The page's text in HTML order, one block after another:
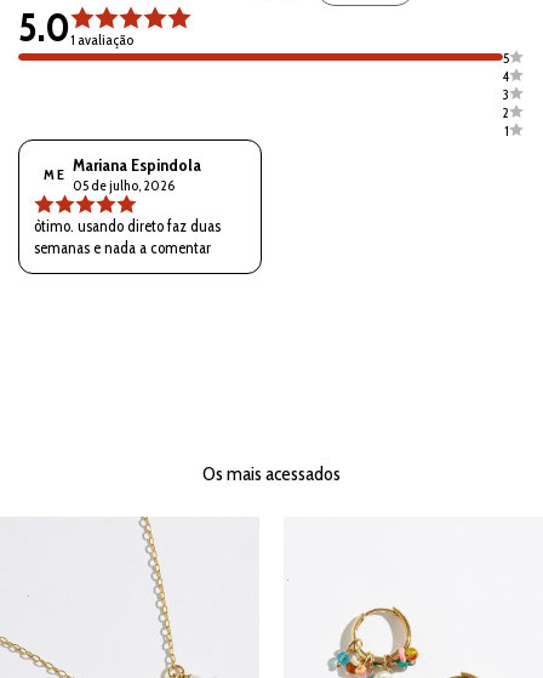
5.01 avaliação
5
4
3
2
1
M E Mariana Espindola
05 de julho, 2026
òtimo. usando direto faz duas
semanas e nada a comentar
Os mais acessados